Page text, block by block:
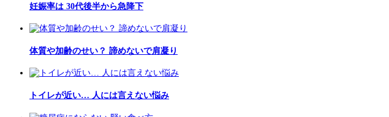
妊娠率は 30代後半から急降下
体質や加齢のせい？ 諦めないで肩凝り
トイレが近い… 人には言えない悩み